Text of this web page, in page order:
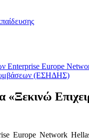
Europe Network